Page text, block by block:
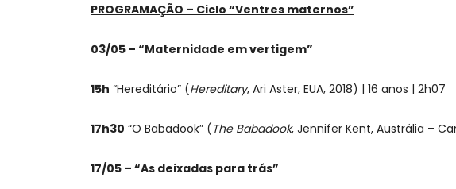
PROGRAMAÇÃO – Ciclo “Ventres maternos”
03/05 – “Maternidade em vertigem”
15h “Hereditário” (Hereditary, Ari Aster, EUA, 2018) | 16 anos | 2h07
17h30 “O Babadook” (The Babadook, Jennifer Kent, Austrália –
17/05 – “As deixadas para trás”